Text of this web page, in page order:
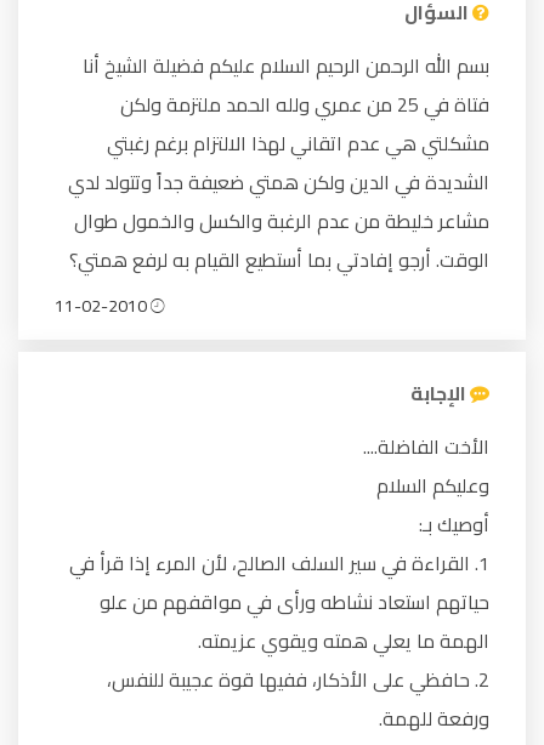
السؤال
بسم الله الرحمن الرحيم السلام عليكم فضيلة الشيخ أنا
فتاة في 25 من عمري ولله الحمد ملتزمة ولكن
مشكلتي هي عدم اتقاني لهذا الالتزام برغم رغبتي
الشديدة في الدين ولكن همتي ضعيفة جداً وتتولد لدي
مشاعر خليطة من عدم الرغبة والكسل والخمول طوال
الوقت. أرجو إفادتي بما أستطيع القيام به لرفع همتي؟
الإجابة
الأخت الفاضلة....
وعليكم السلام
أوصيك بـ:
1. القراءة في سير السلف الصالح، لأن المرء إذا قرأ في
حياتهم استعاد نشاطه ورأى في مواقفهم من علو
الهمة ما يعلي همته ويقوي عزيمته.
2. حافظي على الأذكار، ففيها قوة عجيبة للنفس،
ورفعة للهمة.